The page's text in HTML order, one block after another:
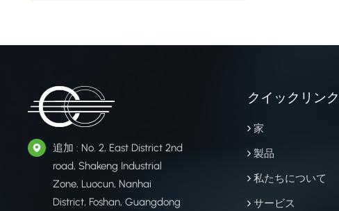
追加 : No. 2, East District 2nd
road, Shakeng Industrial
Zone, Luocun, Nanhai
District, Foshan, Guangdong
クイックリンク
家
製品
私たちについて
サービス